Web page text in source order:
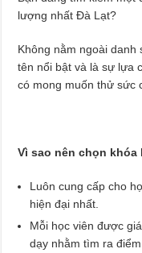
lượng nhất Đà Lạt?
Không nằm ngoài danh
tên nổi bật và là sự lựa
có mong muốn thử sức
Vì sao nên chọn khóa
Luôn cung cấp cho
hiện đại nhất.
Mỗi học viên được
dạy nhằm tìm ra